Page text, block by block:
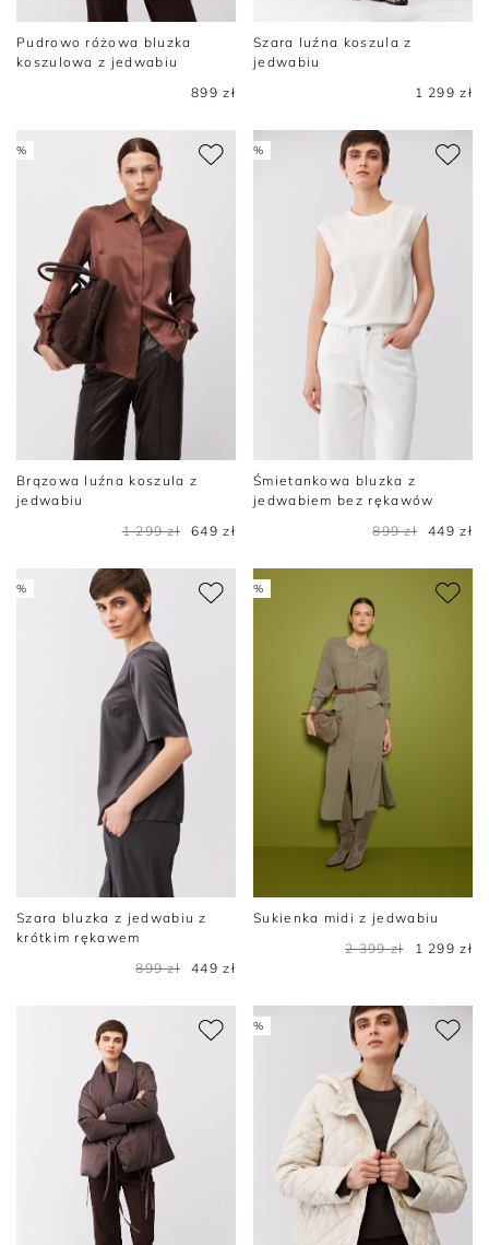
Pudrowo różowa bluzka
koszulowa z jedwabiu
899 zł
Szara luźna koszula z
jedwabiu
1 299 zł
%
Brązowa luźna koszula z
jedwabiu
1 299 zł
649 zł
%
Śmietankowa bluzka z
jedwabiem bez rękawów
899 zł
449 zł
%
Szara bluzka z jedwabiu z
krótkim rękawem
899 zł
449 zł
%
Sukienka midi z jedwabiu
2 399 zł
1 299 zł
%